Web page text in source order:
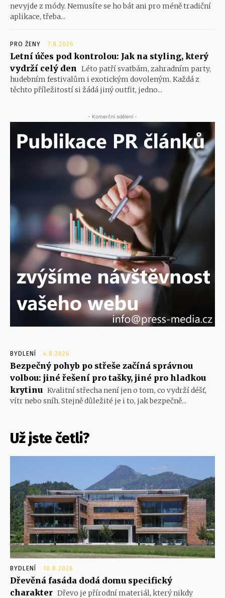
nevyjde z módy. Nemusíte se ho bát ani pro méně tradiční
aplikace, třeba...
PRO ŽENY 7.8.2026
Letní účes pod kontrolou: Jak na styling, který
vydrží celý den Léto patří svatbám, zahradním party,
hudebním festivalům i exotickým dovoleným. Každá z
těchto příležitostí si žádá jiný outfit, jedno...
- Komerční sdělení -
BYDLENÍ 4.8.2026
Bezpečný pohyb po střeše začíná správnou
volbou: jiné řešení pro tašky, jiné pro hladkou
krytinu Kvalitní střecha není jen o tom, co vydrží déšť,
vítr nebo sníh. Stejně důležité je i to, jak bezpečně...
Už jste četli?
BYDLENÍ 10.8.2026
Dřevěná fasáda dodá domu specifický
charakter Dřevo je přírodní materiál, který nikdy